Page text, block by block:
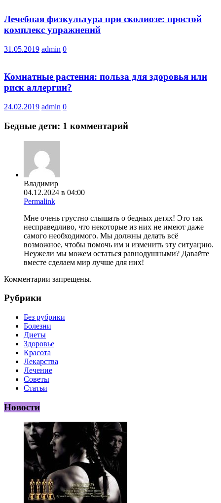
Лечебная физкультура при сколиозе: простой
комплекс упражнений
31.05.2019 admin 0
Комнатные растения: польза для здоровья или
риск аллергии?
24.02.2019 admin 0
Бедные дети: 1 комментарий
Владимир
04.12.2024 в 04:00
Permalink
Мне очень грустно слышать о бедных детях! Это так
несправедливо, что некоторые из них не имеют даже
самого необходимого. Мы должны делать всё
возможное, чтобы помочь им и изменить эту ситуацию.
Неужели мы можем остаться равнодушными? Давайте
вместе сделаем мир лучше для них!
Комментарии запрещены.
Рубрики
Без рубрики
Болезни
Диеты
Здоровье
Красота
Лекарства
Лечение
Советы
Статьи
Новости